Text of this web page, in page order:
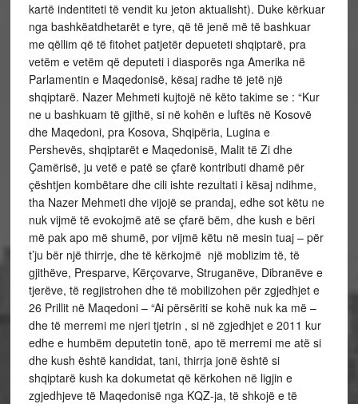
kartë indentiteti të vendit ku jeton aktualisht). Duke kërkuar
nga bashkëatdhetarët e tyre, që të jenë më të bashkuar
me qëllim që të fitohet patjetër depueteti shqiptarë, pra
vetëm e vetëm që deputeti i diasporës nga Amerika në
Parlamentin e Maqedonisë, kësaj radhe të jetë një
shqiptarë. Nazer Mehmeti kujtojë në këto takime se : “Kur
ne u bashkuam të gjithë, si në kohën e luftës në Kosovë
dhe Maqedoni, pra Kosova, Shqipëria, Lugina e
Pershevës, shqiptarët e Maqedonisë, Malit të Zi dhe
Çamërisë, ju vetë e patë se çfarë kontributi dhamë për
çështjen kombëtare dhe cili ishte rezultati i kësaj ndihme,
tha Nazer Mehmeti dhe vijojë se prandaj, edhe sot këtu ne
nuk vijmë të evokojmë atë se çfarë bëm, dhe kush e bëri
më pak apo më shumë, por vijmë këtu në mesin tuaj – për
t’ju bër një thirrje, dhe të kërkojmë një moblizim të, të
gjithëve, Presparve, Kërçovarve, Struganëve, Dibranëve e
tjerëve, të regjistrohen dhe të mobilizohen për zgjedhjet e
26 Prillit në Maqedoni – “Ai përsëriti se kohë nuk ka më –
dhe të merremi me njeri tjetrin , si në zgjedhjet e 2011 kur
edhe e humbëm deputetin tonë, apo të merremi me atë si
dhe kush është kandidat, tani, thirrja jonë është si
shqiptarë kush ka dokumetat që kërkohen në ligjin e
zgjedhjeve të Maqedonisë nga KQZ-ja, të shkojë e të